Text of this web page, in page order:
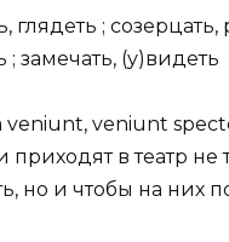
глядеть ;
; замечать, (у)видеть
veniunt, veniunt
в театр не
но и чтобы на них